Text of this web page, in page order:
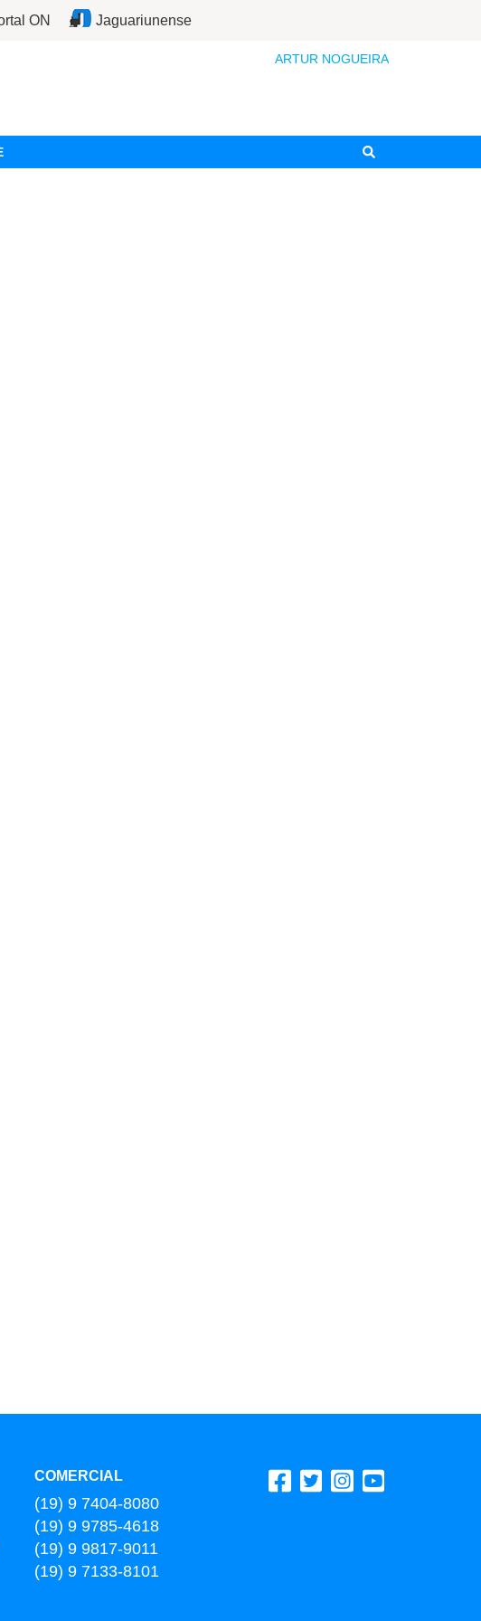
ON Jaguariunense
ARTUR NOGUEIRA
COMERCIAL
(19) 9 7404-8080
(19) 9 9785-4618
(19) 9 9817-9011
(19) 9 7133-8101